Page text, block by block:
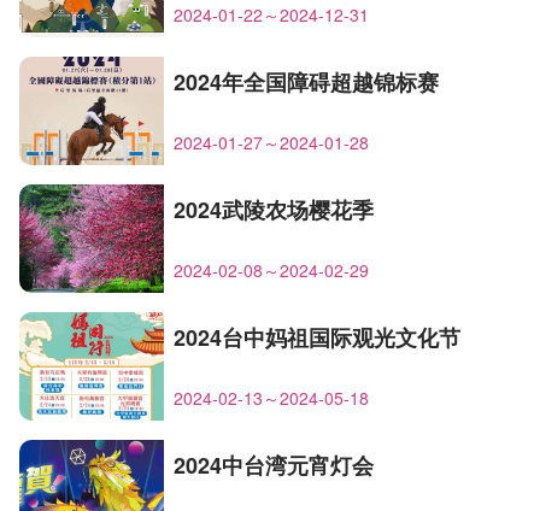
2024-01-22～2024-12-31
2024年全国障碍超越锦标赛
2024-01-27～2024-01-28
2024武陵农场樱花季
2024-02-08～2024-02-29
2024台中妈祖国际观光文化节
2024-02-13～2024-05-18
2024中台湾元宵灯会